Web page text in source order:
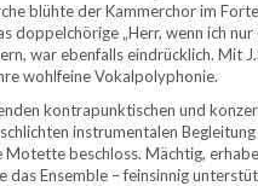
blühte der Kammerchor im
„Herr, wenn ich nur
war ebenfalls eindrücklich. Mit
wohlfeine Vokalpolyphonie.
kontrapunktischen und
instrumentalen
beschloss. Mächtig,
Ensemble – feinsinnig